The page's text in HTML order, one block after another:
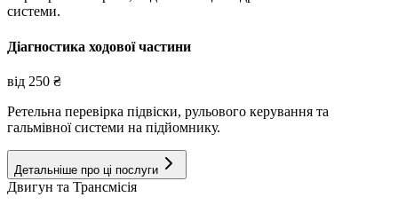
системи.
Діагностика ходової частини
від 250 ₴
Ретельна перевірка підвіски, рульового керування та
гальмівної системи на підйомнику.
Детальніше про ці послуги
Двигун та Трансмісія